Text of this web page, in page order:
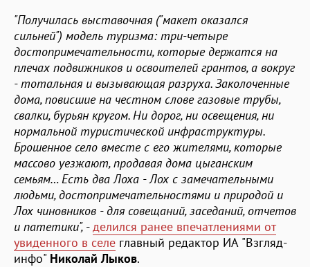
"Получилась выставочная ("макет оказался
сильней") модель туризма: три-четыре
достопримечательности, которые держатся на
плечах подвижников и освоителей грантов, а вокруг
- тотальная и вызывающая разруха. Заколоченные
дома, повисшие на честном слове газовые трубы,
свалки, бурьян кругом. Ни дорог, ни освещения, ни
нормальной туристической инфраструктуры.
Брошенное село вместе с его жителями, которые
массово уезжают, продавая дома цыганским
семьям… Есть два Лоха - Лох с замечательными
людьми, достопримечательностями и природой и
Лох чиновников - для совещаний, заседаний, отчетов
и патетики", - делился ранее впечатлениями от
увиденного в селе главный редактор ИА "Взгляд-
инфо" Николай Лыков.